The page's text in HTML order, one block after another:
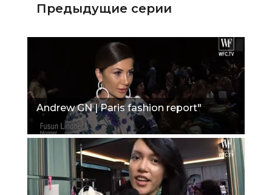
Предыдущие серии
Andrew GN | Paris fashion report"